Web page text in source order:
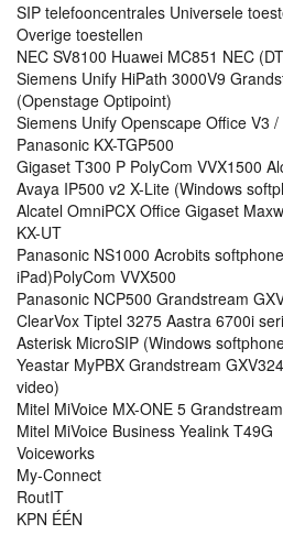
SIP telefooncentrales Universele
Overige toestellen
NEC SV8100 Huawei MC851 NEC
Siemens Unify HiPath 3000V9
(Openstage Optipoint)
Siemens Unify Openscape Office V3
Panasonic KX-TGP500
Gigaset T300 P PolyCom VVX1500
Avaya IP500 v2 X-Lite (Windows
Alcatel OmniPCX Office Gigaset
KX-UT
Panasonic NS1000 Acrobits
iPad)PolyCom VVX500
Panasonic NCP500 Grandstream GXV
ClearVox Tiptel 3275 Aastra 6700i
Asterisk MicroSIP (Windows
Yeastar MyPBX Grandstream
video)
Mitel MiVoice MX-ONE 5
Mitel MiVoice Business Yealink T49G
Voiceworks
My-Connect
RoutIT
KPN ÉÉN